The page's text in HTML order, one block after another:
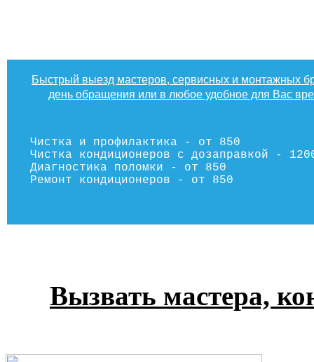
Быстрый выезд мастеров, сервисных и монтажных
день обращения или в любое удобное для Вас
Чистка и профилактика - от 850
Чистка кондиционеров с дозаправкой -
Диагностика поломки - от 850
Ремонт кондиционеров - от 850
Вызвать мастера,